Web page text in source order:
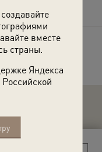
вместе
страны.
Яндекса
фото